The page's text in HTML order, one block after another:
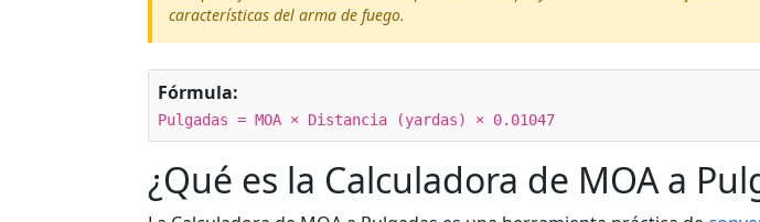
características del arma de fuego.
Fórmula:
Pulgadas = MOA × Distancia (yardas) × 0.01047
¿Qué es la Calculadora de MOA a